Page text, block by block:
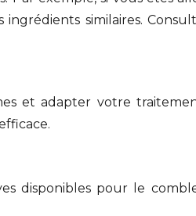
similaires.
et adapter votre
disponibles pour le